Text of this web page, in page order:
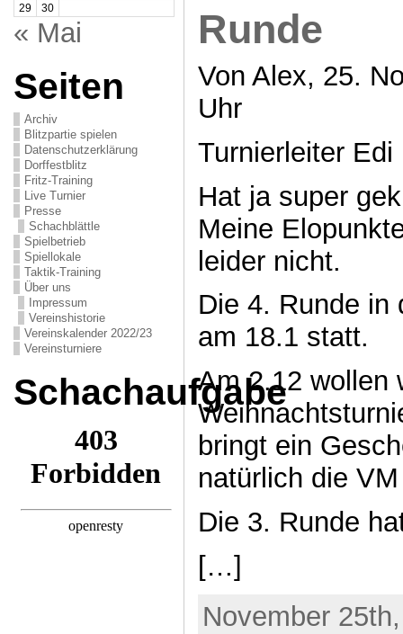
29
30
« Mai
Seiten
Archiv
Blitzpartie spielen
Datenschutzerklärung
Dorffestblitz
Fritz-Training
Live Turnier
Presse
Schachblättle
Spielbetrieb
Spiellokale
Taktik-Training
Über uns
Impressum
Vereinshistorie
Vereinskalender 2022/23
Vereinsturniere
Schachaufgabe
Runde
Von Alex, 25.
Uhr
Turnierleiter Edi
Hat ja super
Meine
leider nicht.
Die 4. Runde in
am 18.1 statt.
Am 2.12 wollen
bringt ein
natürlich die
Die 3. Runde
[…]
November